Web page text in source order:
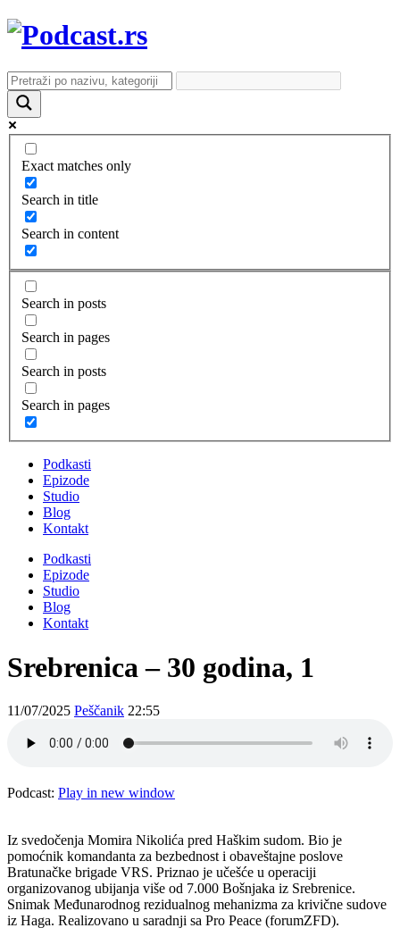
Exact matches only
Search in title
Search in content
Search in posts
Search in pages
Search in posts
Search in pages
Podkasti
Epizode
Studio
Blog
Kontakt
Podkasti
Epizode
Studio
Blog
Kontakt
Srebrenica – 30 godina, 1
11/07/2025 Peščanik 22:55
Podcast: Play in new window
Iz svedočenja Momira Nikolića pred Haškim sudom. Bio je
pomoćnik komandanta za bezbednost i obaveštajne poslove
Bratunačke brigade VRS. Priznao je učešće u operaciji
organizovanog ubijanja više od 7.000 Bošnjaka iz Srebrenice.
Snimak Međunarodnog rezidualnog mehanizma za krivične sudove
iz Haga. Realizovano u saradnji sa Pro Peace (forumZFD).